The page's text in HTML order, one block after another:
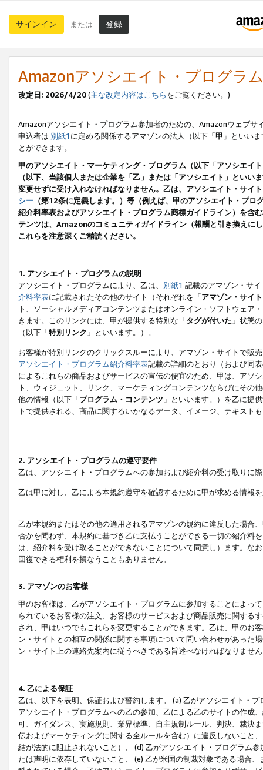
サインイン または 登録
Amazonアソシエイト・プログラ
改定日: 2026/4/20(主な改定内容はこちらをご覧ください。)
Amazonアソシエイト・プログラム参加者のための、Amazonウェブサ
申込者は 別紙1 に定める関係するアマゾンの法人（以下「甲 」といい
とができます。
甲のアソシエイト・マーケティング・プログラム（以下「アソシエイ
（以下、当該個人または企業を「乙」または「アソシエイト」とい
変更せずに受け入れなければなりません。乙は、アソシエイト・サイ
シー （第12条に定義します。）等（例えば、甲のアソシエイト・プ
紹介料率表およびアソシエイト・プログラム商標ガイドライン）を
テンツは、Amazonのコミュニティガイドライン（報酬と引き換えに
これらを注意深くご精読ください。
1. アソシエイト・プログラムの説明
アソシエイト・プログラムにより、乙は、 別紙1 記載のアマゾン・サ
介料率表に記載されたその他のサイト（それぞれを「アマゾン・サイト
ト、ソーシャルメディアコンテンツまたはオンライン・ソフトウェア
きます。このリンクには、甲が提供する特別な「タグが付いた 」状態
（以下「特別リンク 」といいます。）。
お客様が特別リンクのクリックスルーにより、アマゾン・サイトで販
アソシエイト・プログラム紹介料率表記載の詳細のとおり（および同
によるこれらの商品およびサービスの宣伝の便宜のため、甲は、アソ
ト、ウィジェット、リンク、マーケティングコンテンツならびにその
他の情報（以下「プログラム・コンテンツ 」といいます。）を乙に提
トで提供される、商品に関するいかなるデータ、イメージ、テキス
2. アソシエイト・プログラムの遵守要件
乙は、アソシエイト・プログラムへの参加および紹介料の受け取りに
乙は甲に対し、乙による本規約遵守を確認するために甲が求める情報
乙が本規約またはその他の適用されるアマゾンの規約に違反した場合
否かを問わず、本規約に基づき乙に支払うことができる一切の紹介料
は、紹介料を受け取ることができないことについて同意し）ます。な
回復できる権利を損なうこともありません。
3. アマゾンのお客様
甲のお客様は、乙がアソシエイト・プログラムに参加することによっ
られているお客様の注文、お客様のサービスおよび商品販売に関する
され、甲はいつでもこれらを変更することができます。乙は、甲のお
ン・サイトとの相互の関係に関する事項について問い合わせがあった
ン・サイト上の連絡先案内に従うべきである旨述べなければなりませ
4. 乙による保証
乙は、以下を表明、保証および誓約します。 (a) 乙がアソシエイト・
アソシエイト・プログラムへの乙の参加、乙による乙のサイトの作成
可、ガイダンス、実施規則、業界標準、自主規制ルール、判決、裁決
伝およびマーケティングに関する全ルールを含む）に違反しないこと
結が法的に阻止されないこと）、 (d) 乙がアソシエイト・プログラム
たは声明に依存していないこと、 (e) 乙が米国の制裁対象である場合